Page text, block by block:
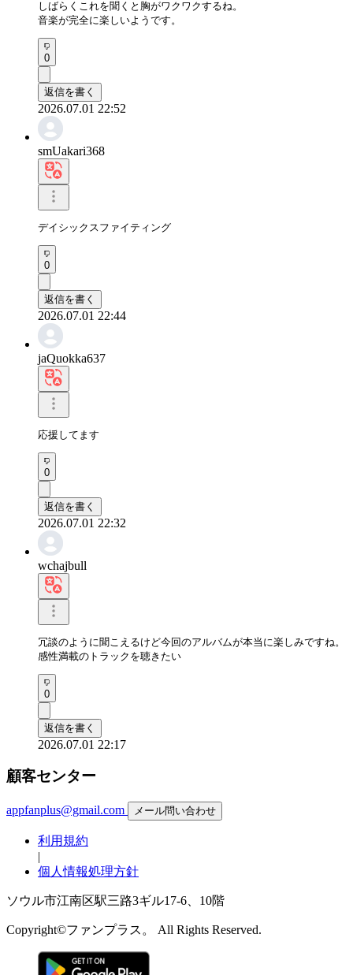
しばらくこれを聞くと胸がワクワクするね。
音楽が完全に楽しいようです。
0
返信を書く
2026.07.01 22:52
smUakari368
デイシックスファイティング
0
返信を書く
2026.07.01 22:44
jaQuokka637
応援してます
0
返信を書く
2026.07.01 22:32
wchajbull
冗談のように聞こえるけど今回のアルバムが本当に楽しみですね。
感性満載のトラックを聴きたい
0
返信を書く
2026.07.01 22:17
顧客センター
appfanplus@gmail.com メール問い合わせ
利用規約
|
個人情報処理方針
ソウル市江南区駅三路3ギル17-6、10階
Copyright©ファンプラス。 All Rights Reserved.